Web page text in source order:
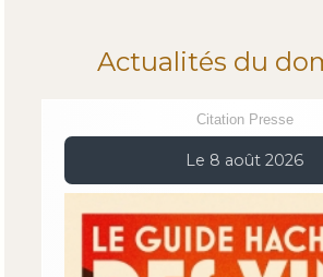
Actualités du
Citation Presse
Le 8 août 2026